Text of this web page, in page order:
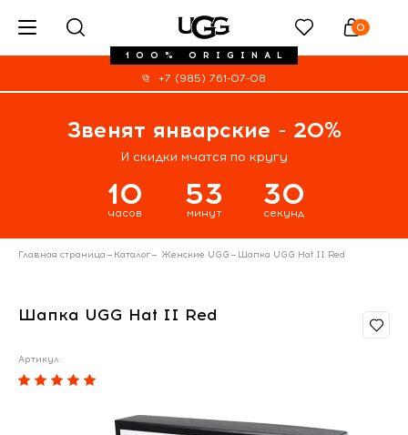
100% ORIGINAL
0
+7 (985) 761-07-08
Звенят январские - 20%
И скидки мчатся по кругу
10
часов
53
минут
29
секунд
Главная страница— Каталог— Женские UGG— Шапка UGG Hat II Red
Шапка UGG Hat II Red
Артикул: